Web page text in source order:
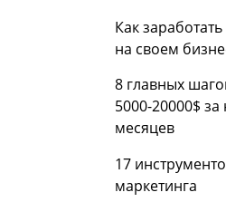
17
маркетинга
8 главных
5000-20000$ за
месяцев
Как
на своем